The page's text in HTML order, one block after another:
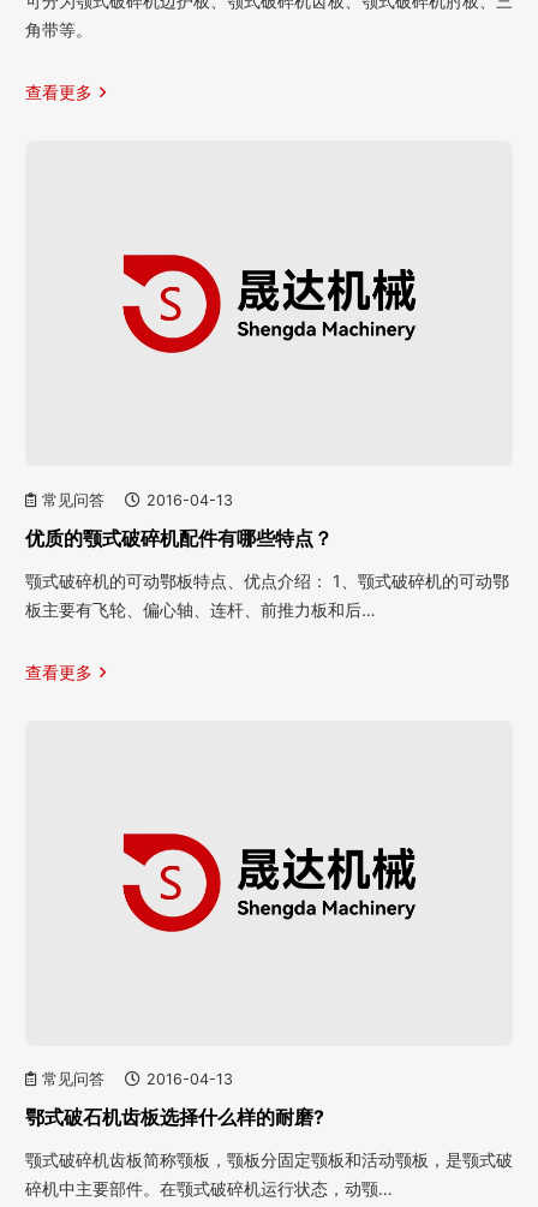
角带等。
查看更多
常见问答 2016-04-13
优质的颚式破碎机配件有哪些特点？
颚式破碎机的可动鄂板特点、优点介绍： 1、颚式破碎机的可动鄂
板主要有飞轮、偏心轴、连杆、前推力板和后…
查看更多
常见问答 2016-04-13
鄂式破石机齿板选择什么样的耐磨?
颚式破碎机齿板简称颚板，颚板分固定颚板和活动颚板，是颚式破
碎机中主要部件。在颚式破碎机运行状态，动颚…